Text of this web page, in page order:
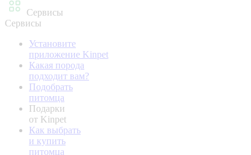
Сервисы
Сервисы
Установите
приложение Kinpet
Какая порода
подходит вам?
Подобрать
питомца
Подарки
от Kinpet
Как выбрать
и купить
питомца